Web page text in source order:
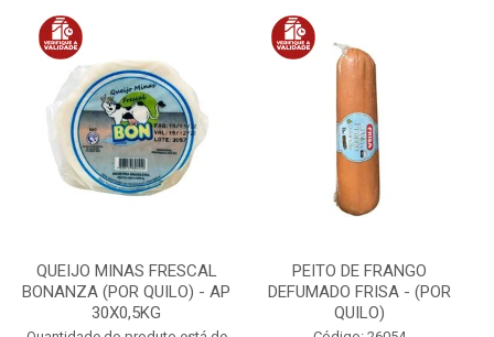
QUEIJO MINAS FRESCAL
BONANZA (POR QUILO) - AP
30X0,5KG
PEITO DE FRANGO
DEFUMADO FRISA - (POR
QUILO)